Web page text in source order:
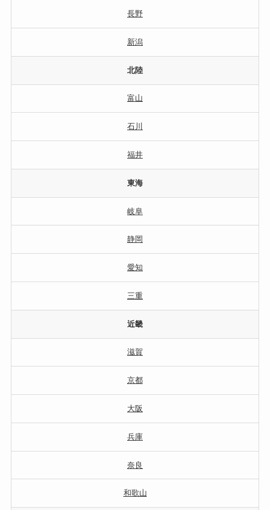
長野
新潟
北陸
富山
石川
福井
東海
岐阜
静岡
愛知
三重
近畿
滋賀
京都
大阪
兵庫
奈良
和歌山